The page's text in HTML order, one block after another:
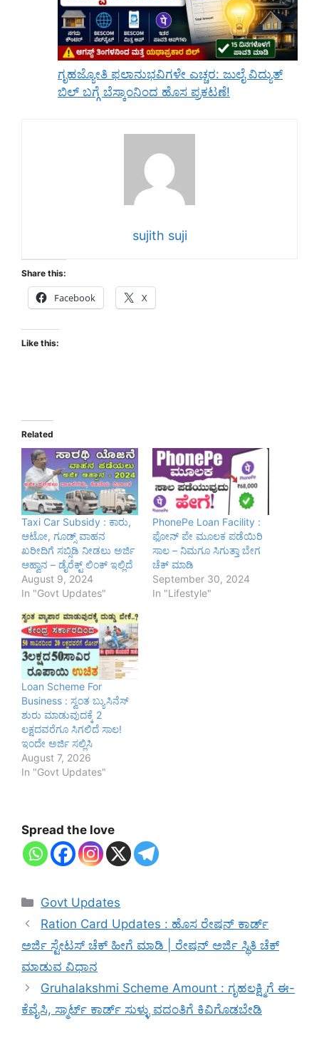
ಗೃಹಜ್ಯೋತಿ ಫಲಾನುಭವಿಗಳೇ ಎಚ್ಚರ: ಜುಲೈ ವಿದ್ಯುತ್
ಬಿಲ್ ಬಗ್ಗೆ ಬೆಸ್ಕಾಂನಿಂದ ಹೊಸ ಪ್ರಕಟಣೆ!
sujith suji
Share this:
Facebook X
Like this:
Related
Taxi Car Subsidy : ಕಾರು,
ಆಟೋ, ಗೂಡ್ಸ್ ವಾಹನ
ಖರೀದಿಗೆ ಸಬ್ಸಿಡಿ ನೀಡಲು ಅರ್ಜಿ
ಆಹ್ವಾನ – ಡೈರೆಕ್ಟ್ ಲಿಂಕ್ ಇಲ್ಲಿದೆ
August 9, 2024
In "Govt Updates"
PhonePe Loan Facility :
ಫೋನ್ ಪೇ ಮೂಲಕ ಪಡೆಯಿರಿ
ಸಾಲ – ನಿಮಗೂ ಸಿಗುತ್ತಾ ಬೇಗ
ಚೆಕ್ ಮಾಡಿ
September 30, 2024
In "Lifestyle"
Loan Scheme For
Business : ಸ್ವಂತ ಬ್ಯುಸಿನೆಸ್
ಶುರು ಮಾಡುವುದಕ್ಕೆ 2
ಲಕ್ಷದವರೆಗೂ ಸಿಗಲಿದೆ ಸಾಲ!
ಇಂದೇ ಅರ್ಜಿ ಸಲ್ಲಿಸಿ
August 7, 2026
In "Govt Updates"
Spread the love
Categories
Govt Updates
Ration Card Updates : ಹೊಸ ರೇಷನ್ ಕಾರ್ಡ್
ಅರ್ಜಿ ಸ್ಟೇಟಸ್ ಚೆಕ್ ಹೀಗೆ ಮಾಡಿ | ರೇಷನ್ ಅರ್ಜಿ ಸ್ಥಿತಿ ಚೆಕ್
ಮಾಡುವ ವಿಧಾನ
Gruhalakshmi Scheme Amount : ಗೃಹಲಕ್ಷ್ಮಿಗೆ ಈ-
ಕೆವೈಸಿ, ಸ್ಮಾರ್ಟ್ ಕಾರ್ಡ್ ಸುಳ್ಳು ವದಂತಿಗೆ ಕಿವಿಗೊಡಬೇಡಿ